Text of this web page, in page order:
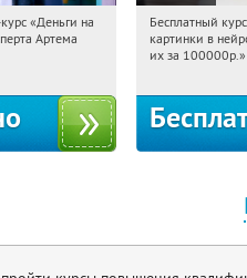
Получили: 191
«Деньги на
Артема
02:11:32
Россия
Бесплатный
картинки в
их за 100000р.»